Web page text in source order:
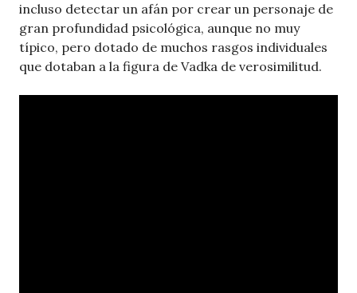
incluso detectar un afán por crear un personaje de
gran profundidad psicológica, aunque no muy
típico, pero dotado de muchos rasgos individuales
que dotaban a la figura de Vadka de verosimilitud.